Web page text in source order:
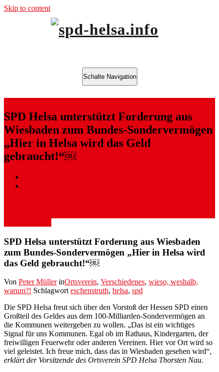
Skip to content
spd-helsa.info
Schalte Navigation
SPD Helsa unterstützt Forderung aus
Wiesbaden zum Bundes-Sondervermögen
„Hier in Helsa wird das Geld
gebraucht!“￼
SPD Helsa unterstützt Forderung aus Wiesbaden
zum Bundes-Sondervermögen „Hier in Helsa wird
das Geld gebraucht!“￼
Von Peter Müller inOrtsverein, Verschiedenes, wieso, weshalb,
warum?! Schlagwort eschenstruth, helsa, spd
Die SPD Helsa freut sich über den Vorstoß der Hessen SPD einen
Großteil des Geldes aus dem 100-Milliarden-Sondervermögen an
die Kommunen weitergeben zu wollen. „Das ist ein wichtiges
Signal für uns Kommunen. Egal ob im Rathaus, Kindergarten, der
freiwilligen Feuerwehr oder anderen Vereinen. Hier vor Ort wird so
viel geleistet. Ich freue mich, dass das in Wiesbaden gesehen wird“,
erklärt der Vorsitzende des Ortsverein SPD Helsa Thorsten Nau.